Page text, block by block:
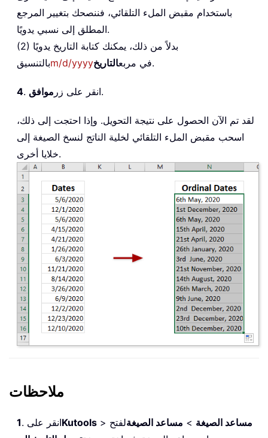
باستخدام مقبض الملء التلقائي، فننصحك بتغيير المرجع
المطلق إلى نسبي يدويًا.
(2) بدلاً من ذلك، يمكنك كتابة التاريخ يدويًا
بالتنسيقm/d/yyyy في مربعالتاريخ .
4 . انقر على زر موافق .
لقد تم الآن الحصول على نتيجة التحويل. وإذا احتجت إلى ذلك،
اسحب مقبض الملء التلقائي لخلية الناتج لنسخ الصيغة إلى
خلايا أخرى.
ملاحظات
1 . انقر علىKutools > مساعد الصيغة > مساعد الصيغةلفتح